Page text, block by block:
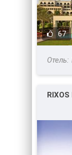
67
RIXOS